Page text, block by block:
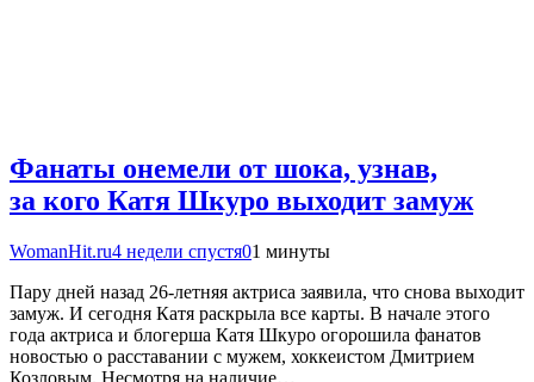
Фанаты онемели от шока, узнав,
за кого Катя Шкуро выходит замуж
WomanHit.ru4 недели спустя01 минуты
Пару дней назад 26-летняя актриса заявила, что снова выходит
замуж. И сегодня Катя раскрыла все карты. В начале этого
года актриса и блогерша Катя Шкуро огорошила фанатов
новостью о расставании с мужем, хоккеистом Дмитрием